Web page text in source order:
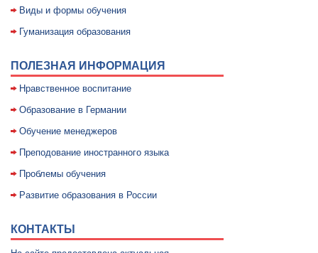
Виды и формы обучения
Гуманизация образования
ПОЛЕЗНАЯ ИНФОРМАЦИЯ
Нравственное воспитание
Образование в Германии
Обучение менеджеров
Преподование иностранного языка
Проблемы обучения
Развитие образования в России
КОНТАКТЫ